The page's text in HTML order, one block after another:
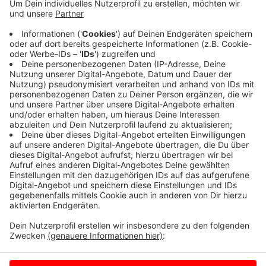
Veröffentlicht:Donnerstag, 14.04.2022 17:17
Anzeige
Reicht so aber nicht, sagt die Polizei. Sie stoppt den
Mann an der Straße Ostlandwehr. Er muss das
Vogelhaus abladen und 35 Euro Verwarngeld zahlen.
Anzeige
Anzeige